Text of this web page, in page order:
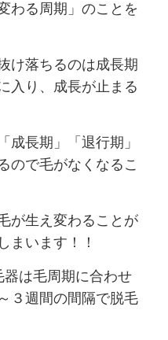
わる周期」のことを
け落ちるのは成長期
入り、成長が止まる
成長期」「退行期」
ので毛がなくなるこ
が生え変わることが
まいます！！
は毛周期に合わせ
３週間の間隔で脱毛